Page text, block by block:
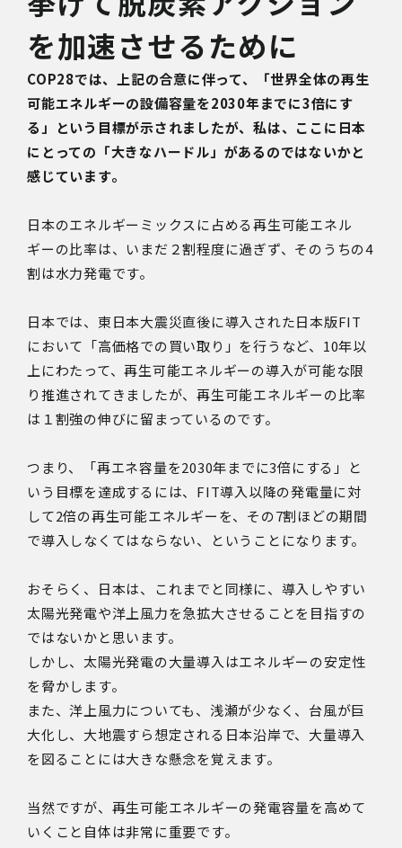
を加速させるために
COP28では、上記の合意に伴って、「世界全体の再生
可能エネルギーの設備容量を2030年までに3倍にす
る」という目標が示されましたが、私は、ここに日本
にとっての「大きなハードル」があるのではないかと
感じています。
日本のエネルギーミックスに占める再生可能エネル
ギーの比率は、いまだ２割程度に過ぎず、 そのうちの4
割は水力発電です。
日本では、東日本大震災直後に導入された日本版FIT
において「高価格での買い取り」を行うなど、10年以
上にわたって、再生可能エネルギーの導入が可能な限
り推進されてきましたが、再生可能エネルギーの比率
は１割強の伸びに留まっているのです。
つまり、「再エネ容量を2030年までに3倍にする」と
いう目標を達成するには、FIT導入以降の発電量に対
して2倍の再生可能エネルギーを、その7割ほどの期間
で導入しなくてはならない、ということになります。
おそらく、日本は、これまでと同様に、導入しやすい
太陽光発電や洋上風力を急拡大させることを目指すの
ではないかと思います。
しかし、太陽光発電の大量導入はエネルギーの安定性
を脅かします。
また、洋上風力についても、浅瀬が少なく、台風が巨
大化し、大地震すら想定される日本沿岸で、大量導入
を図ることには大きな懸念を覚えます。
当然ですが、再生可能エネルギーの発電容量を高めて
いくこと自体は非常に重要です。